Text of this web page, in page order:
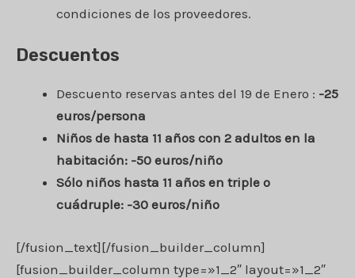
condiciones de los proveedores.
Descuentos
Descuento reservas antes del 19 de Enero : -25
euros/persona
Niños de hasta 11 años con 2 adultos en la
habitación: -50 euros/niño
Sólo niños hasta 11 años en triple o
cuádruple: -30 euros/niño
[/fusion_text][/fusion_builder_column]
[fusion_builder_column type=»1_2″ layout=»1_2″